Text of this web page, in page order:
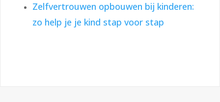
Zelfvertrouwen opbouwen bij kinderen:
zo help je je kind stap voor stap